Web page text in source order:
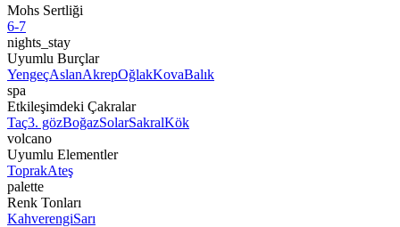
Mohs Sertliği
6-7
nights_stay
Uyumlu Burçlar
YengeçAslanAkrepOğlakKovaBalık
spa
Etkileşimdeki Çakralar
Taç3. gözBoğazSolarSakralKök
volcano
Uyumlu Elementler
ToprakAteş
palette
Renk Tonları
KahverengiSarı